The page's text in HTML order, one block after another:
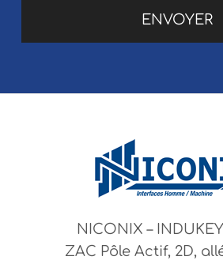
NICONIX –
ZAC Pôle Actif, 2D,